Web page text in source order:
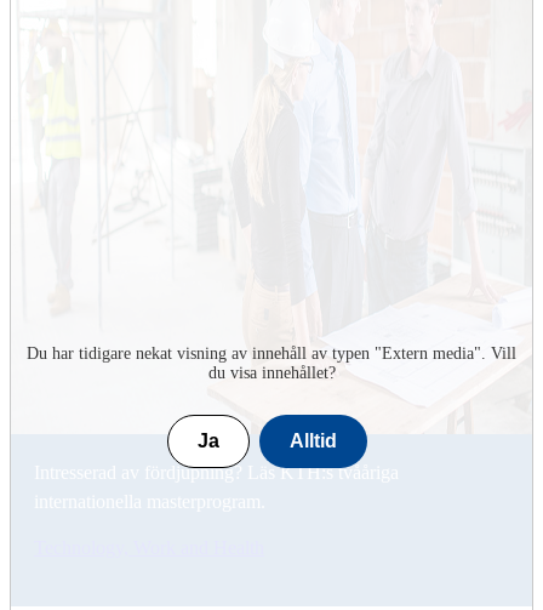
Du har tidigare nekat visning av innehåll av typen "Extern media". Vill
du visa innehållet?
Ja
Alltid
Intresserad av fördjupning? Läs KTH:s tvååriga
internationella masterprogram.